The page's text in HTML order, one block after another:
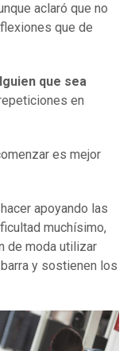
aclaró que no
que de
que sea
en
es mejor
apoyando las
muchísimo,
de moda utilizar
y sostienen los